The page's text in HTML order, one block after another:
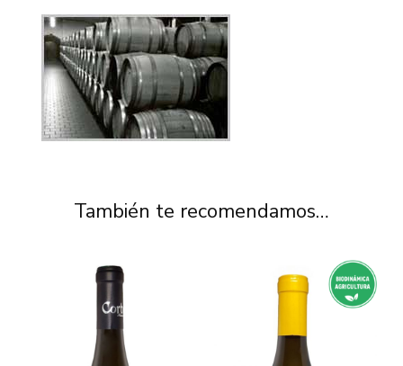
También te recomendamos…